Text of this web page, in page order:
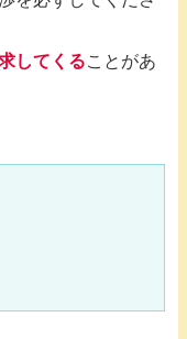
してくることがあ